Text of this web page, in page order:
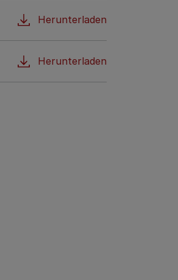
Herunterladen
Herunterladen